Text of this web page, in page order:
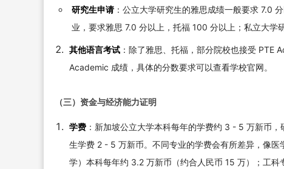
研究生申请：公立大学研究生的雅思成绩一般要求 7.0
业，要求雅思 7.0 分以上，托福 100 分以上；私立大学
其他语言考试：除了雅思、托福，部分院校也接受 PTE
Academic 成绩，具体的分数要求可以查看学校官网。
（三）资金与经济能力证明
学费：新加坡公立大学本科每年的学费约 3 - 5 万新币
生学费 2 - 5 万新币。不同专业的学费会有所差异，像
学）本科每年约 3.2 万新币（约合人民币 15 万）；工